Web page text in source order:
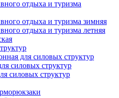
отдыха и туризма
отдыха и туризма зимняя
отдыха и туризма летняя
для силовых структур
силовых структур
силовых структур